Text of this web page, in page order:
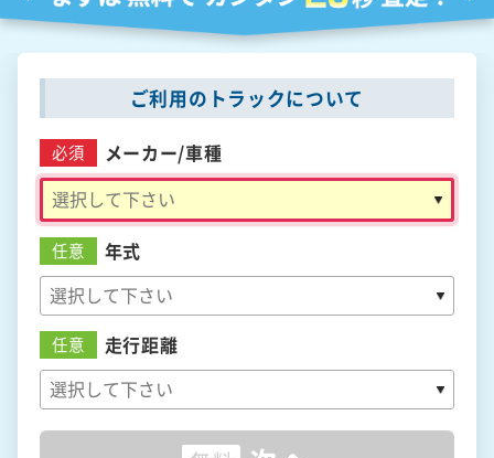
ご利用のトラックについて
必須 メーカー/車種
任意 年式
任意 走行距離